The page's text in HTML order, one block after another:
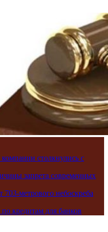
столкнулись с
запрета современных
метрового небоскреба
кредитам для банков